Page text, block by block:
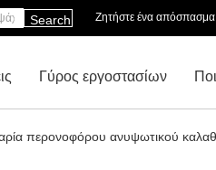
Ζητήστε ένα απόσπασμα
Search
Γύρος εργοστασίων
περονοφόρου ανυψωτικού